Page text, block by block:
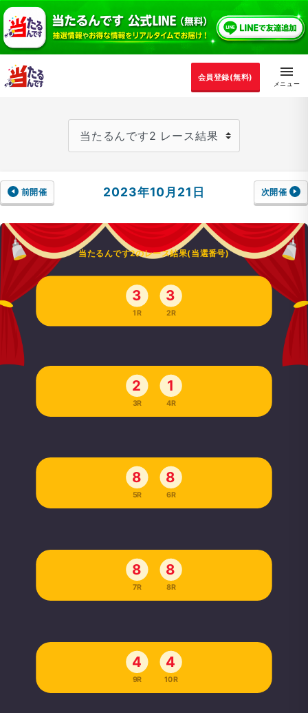
会員登録(無料)
前開催 2023年10月21日 次開催
当たるんです2のレース結果(当選番号)
3
1R
3
2R
2
3R
1
4R
8
5R
8
6R
8
7R
8
8R
4
9R
4
10R